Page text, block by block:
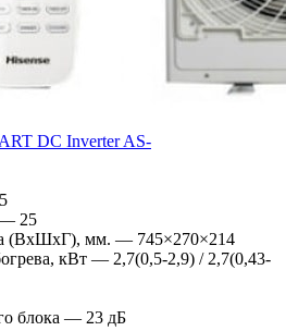
DC Inverter AS-
25
(ВхШхГ), мм. — 745×270×214
кВт — 2,7(0,5-2,9) / 2,7(0,43-
блока — 23 дБ